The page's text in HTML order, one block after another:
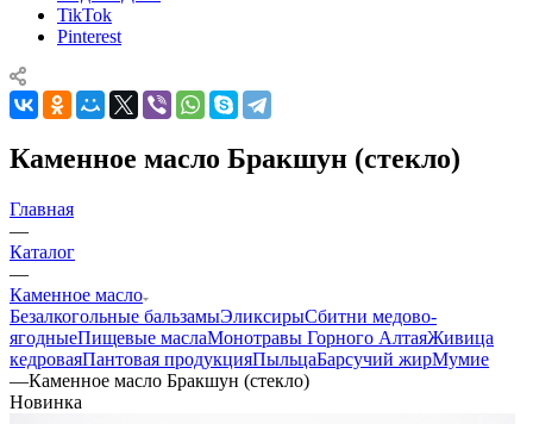
TikTok
Pinterest
Каменное масло Бракшун (стекло)
Главная
—
Каталог
—
Каменное масло
Безалкогольные бальзамыЭликсирыСбитни медово-
ягодныеПищевые маслаМонотравы Горного АлтаяЖивица
кедроваяПантовая продукцияПыльцаБарсучий жирМумие
—Каменное масло Бракшун (стекло)
Новинка